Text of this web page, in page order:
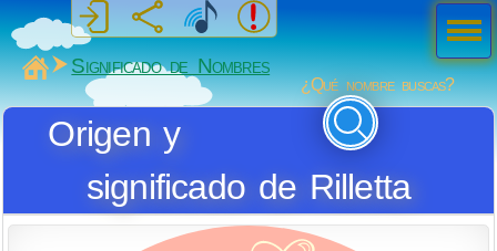
MiSabueso
Significado de Nombres
¿Qué nombre buscas?
Origen y
significado de Rilletta
Men
ú